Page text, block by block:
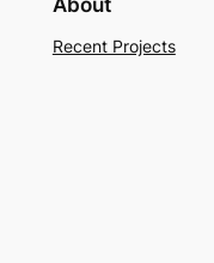
Recent Projects